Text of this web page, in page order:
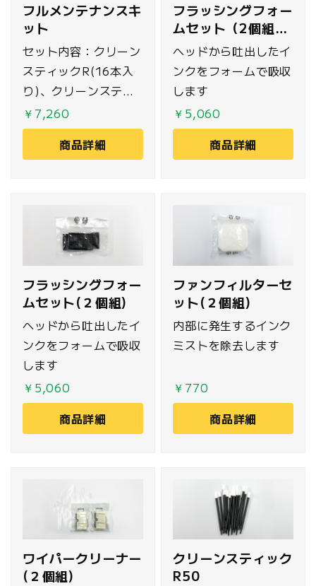
フルメンテナンスキ
ット
セット内容：クリーン
スティックR(16本入
り)、クリーンスティ
ックT(16本入り)、フ
ラッシングフォーム(2
個入り)、ファンフィ
￥7,260
商品詳細
フラッシングフォー
ムセット（2個組
GTXpro専用)
ヘッドから吐出したイ
ンクをフォームで吸収
します
￥5,060
商品詳細
フラッシングフォー
ムセット(２個組)
ヘッドから吐出したイ
ンクをフォームで吸収
します
￥5,060
商品詳細
ファンフィルターセ
ット(２個組)
内部に発生するインク
ミストを除去します
￥770
商品詳細
ワイパークリーナー
(２個組)
クリーンスティック
R50